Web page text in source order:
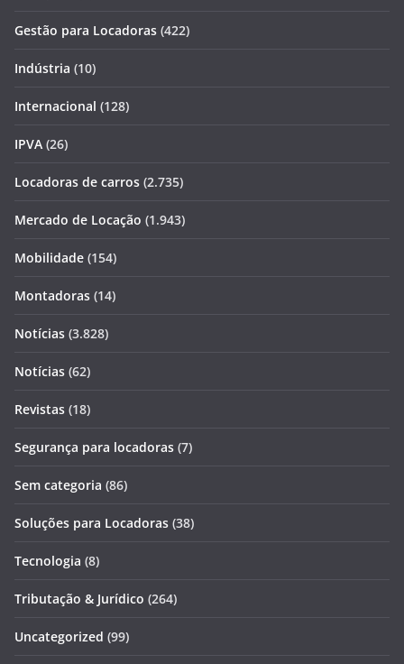
Gestão para Locadoras (422)
Indústria (10)
Internacional (128)
IPVA (26)
Locadoras de carros (2.735)
Mercado de Locação (1.943)
Mobilidade (154)
Montadoras (14)
Notícias (3.828)
Notícias (62)
Revistas (18)
Segurança para locadoras (7)
Sem categoria (86)
Soluções para Locadoras (38)
Tecnologia (8)
Tributação & Jurídico (264)
Uncategorized (99)